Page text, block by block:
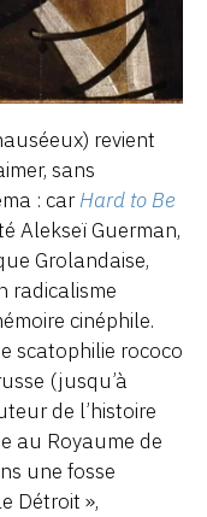
revient
sans
: carHard to Be
Alekseï Guerman,
Grolandaise,
radicalisme
cinéphile.
scatophilie rococo
(jusqu’à
de l’histoire
au Royaume de
une fosse
Détroit »,